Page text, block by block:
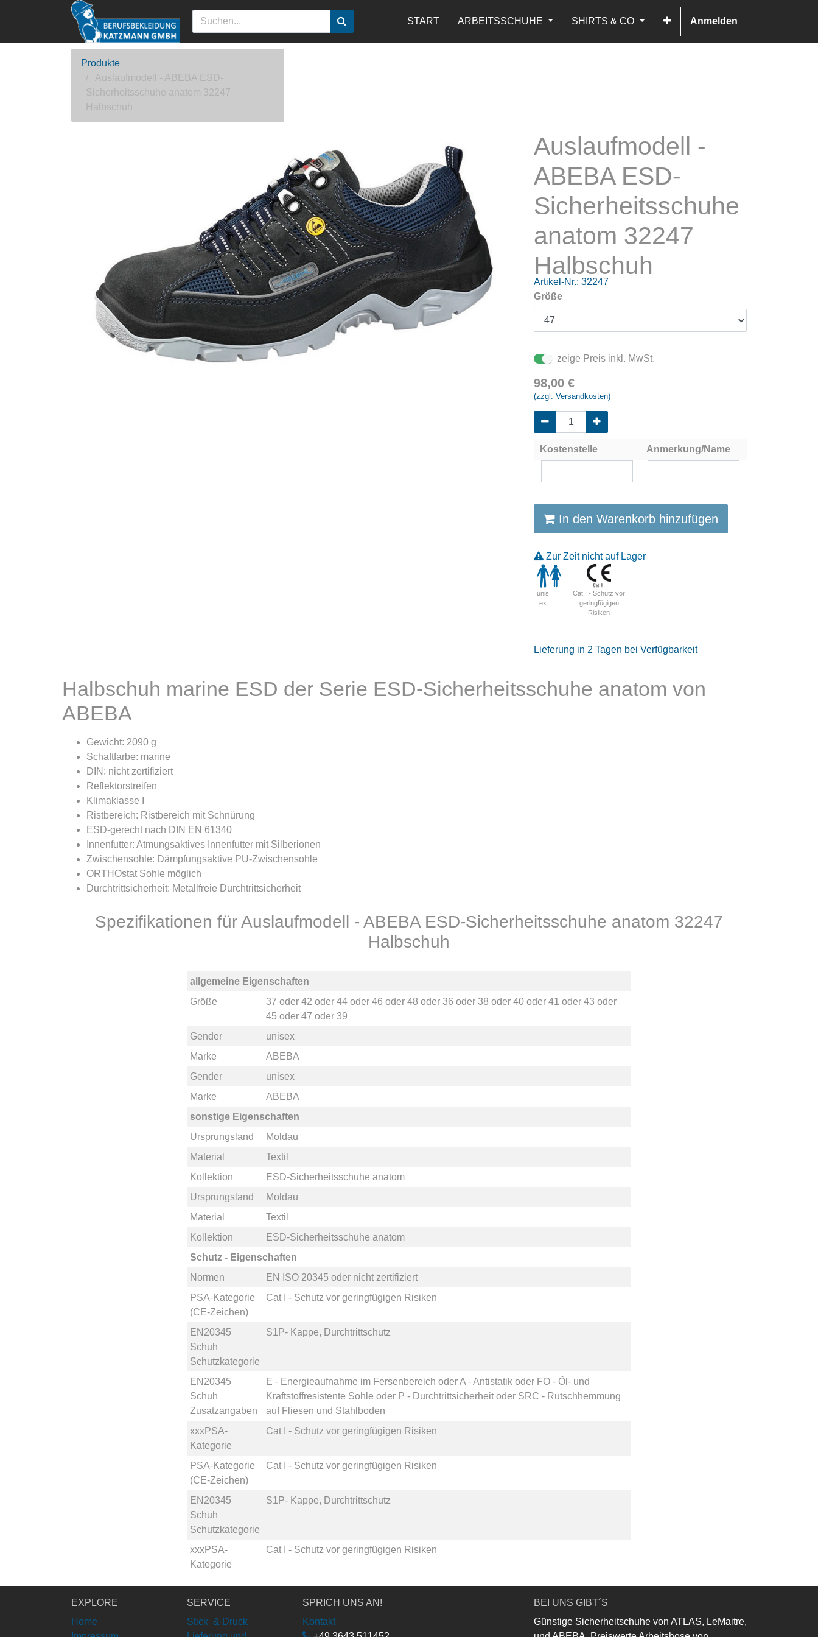
START ARBEITSSCHUHE SHIRTS & CO Anmelden
Produkte
Auslaufmodell - ABEBA ESD-
Sicherheitsschuhe anatom 32247
Halbschuh
Auslaufmodell -
ABEBA ESD-
Sicherheitsschuhe
anatom 32247
Halbschuh
Artikel-Nr.: 32247
Größe
zeige Preis inkl. MwSt.
98,00 €
(zzgl. Versandkosten)
Kostenstelle Anmerkung/Name
In den Warenkorb hinzufügen
Zur Zeit nicht auf Lager
unis
ex
Cat I - Schutz vor
geringfügigen
Risiken
Lieferung in 2 Tagen bei Verfügbarkeit
Halbschuh marine ESD der Serie ESD-Sicherheitsschuhe anatom von
ABEBA
Gewicht: 2090 g
Schaftfarbe: marine
DIN: nicht zertifiziert
Reflektorstreifen
Klimaklasse I
Ristbereich: Ristbereich mit Schnürung
ESD-gerecht nach DIN EN 61340
Innenfutter: Atmungsaktives Innenfutter mit Silberionen
Zwischensohle: Dämpfungsaktive PU-Zwischensohle
ORTHOstat Sohle möglich
Durchtrittsicherheit: Metallfreie Durchtrittsicherheit
Spezifikationen für Auslaufmodell - ABEBA ESD-Sicherheitsschuhe anatom 32247
Halbschuh
allgemeine Eigenschaften
Größe
37 oder 42 oder 44oder 46 oder 48 oder 36 oder 38 oder 40oder 41 oder 43 oder
45 oder 47 oder 39
Gender
unisex
Marke
ABEBA
Gender
unisex
Marke
ABEBA
sonstige Eigenschaften
Ursprungsland
Moldau
Material
Textil
Kollektion
ESD-Sicherheitsschuhe anatom
Ursprungsland
Moldau
Material
Textil
Kollektion
ESD-Sicherheitsschuhe anatom
Schutz - Eigenschaften
Normen
EN ISO 20345 oder nicht zertifiziert
PSA-Kategorie
(CE-Zeichen)
Cat I - Schutz vor geringfügigen Risiken
EN20345
Schuh
Schutzkategorie
S1P- Kappe, Durchtrittschutz
EN20345
Schuh
Zusatzangaben
E - Energieaufnahme im Fersenbereich oderA - Antistatikoder FO - Öl- und
Kraftstoffresistente Sohle oder P - Durchtrittsicherheitoder SRC - Rutschhemmung
auf Fliesen und Stahlboden
xxxPSA-
Kategorie
Cat I - Schutz vor geringfügigen Risiken
PSA-Kategorie
(CE-Zeichen)
Cat I - Schutz vor geringfügigen Risiken
EN20345
Schuh
Schutzkategorie
S1P- Kappe, Durchtrittschutz
xxxPSA-
Kategorie
Cat I - Schutz vor geringfügigen Risiken
EXPLORE
Home
SERVICE
Stick & Druck
SPRICH UNS AN!
Kontakt
BEI UNS GIBT´S
Günstige Sicherheitschuhe von ATLAS, LeMaitre,